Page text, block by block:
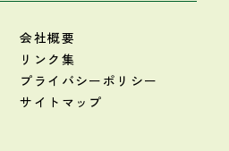
会社概要
リンク集
プライバシーポリシー
サイトマップ